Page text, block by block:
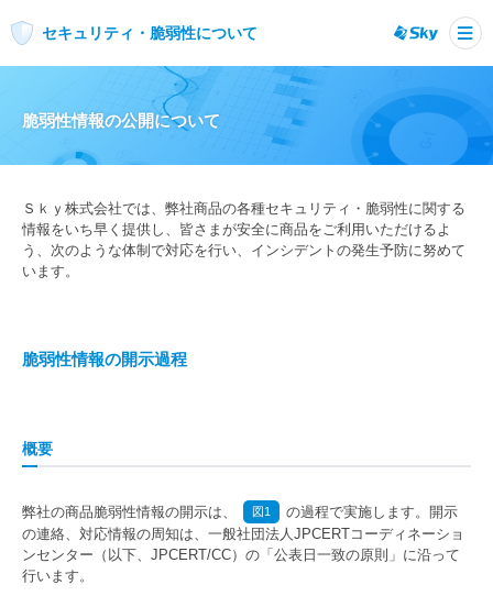
セキュリティ・脆弱性について 
脆弱性情報の公開について
Ｓｋｙ株式会社では、弊社商品の各種セキュリティ・脆弱性に関する
情報をいち早く提供し、皆さまが安全に商品をご利用いただけるよ
う、次のような体制で対応を行い、インシデントの発生予防に努めて
います。
脆弱性情報の開示過程
概要
弊社の商品脆弱性情報の開示は、 図1
の過程で実施します。開示
の連絡、対応情報の周知は、一般社団法人JPCERTコーディネーショ
ンセンター（以下、JPCERT/CC）の「公表日一致の原則」に沿って
行います。